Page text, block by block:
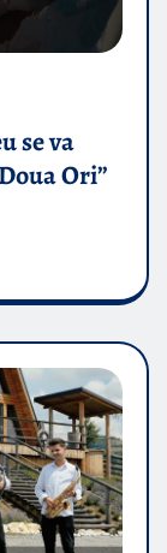
se va
Ori”